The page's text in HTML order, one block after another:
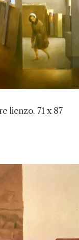
lienzo. 71 x 87